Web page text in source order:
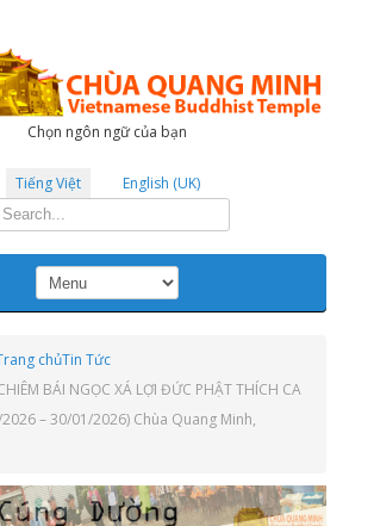
Chọn ngôn ngữ của bạn
Tiếng Việt English (UK)
chủTin Tức
BÁI NGỌC XÁ LỢI ĐỨC PHẬT THÍCH CA
– 30/01/2026) Chùa Quang Minh,